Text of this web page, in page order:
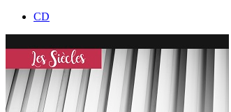
CD